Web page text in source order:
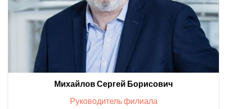
Михайлов Сергей Борисович
Руководитель филиала